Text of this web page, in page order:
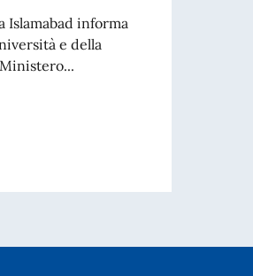
2026
Islamabad informa
e della
per l’immatricolazione ai corsi della